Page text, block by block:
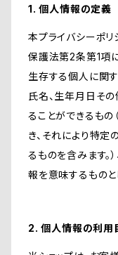
1. 個人情報の定義
本プライバシーポリ
保護法第2条第1項
生存する個人に関
氏名、生年月日そ
ることができるも
き、それにより特定
るものを含みます。
報を意味するものと
2. 個人情報の利用